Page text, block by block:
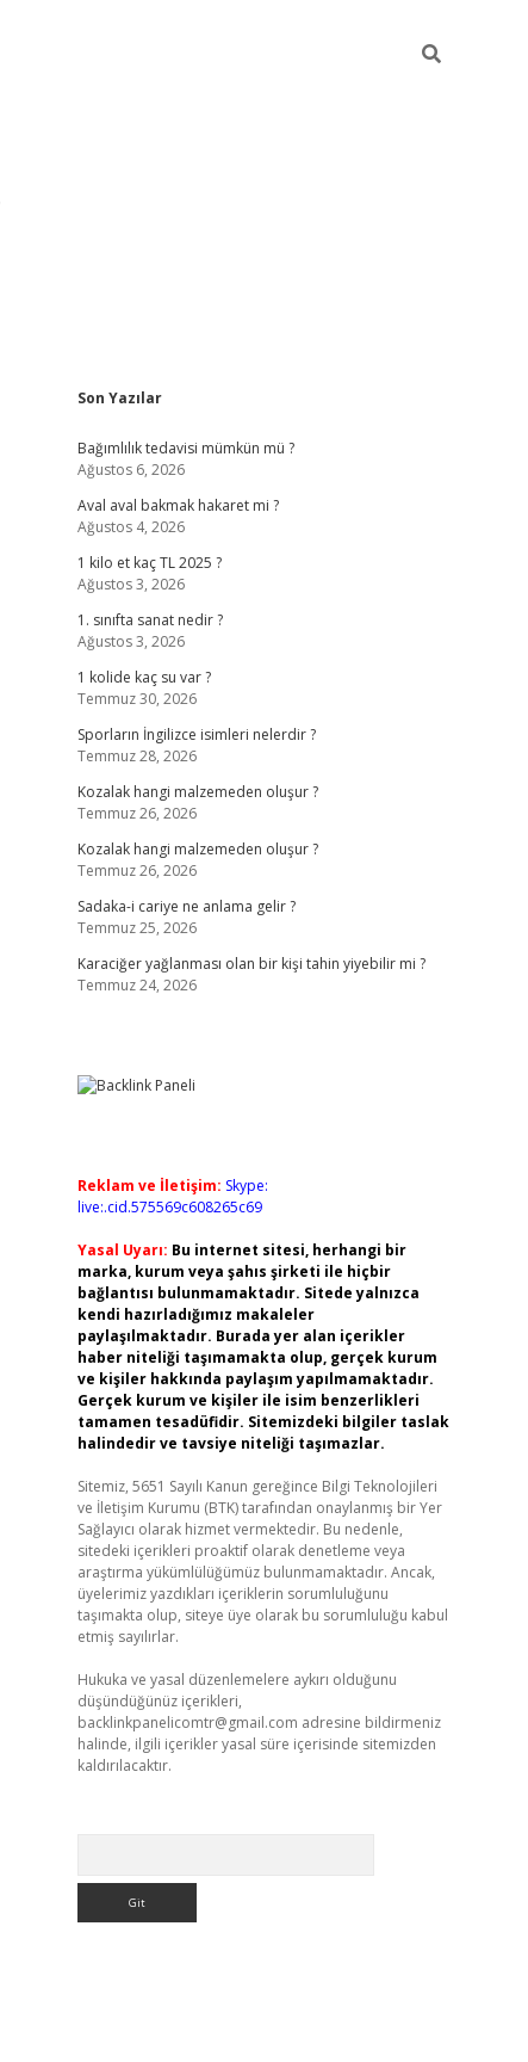
Sidebar
Son Yazılar
Bağımlılık tedavisi mümkün mü ?
Ağustos 6, 2026
Aval aval bakmak hakaret mi ?
Ağustos 4, 2026
1 kilo et kaç TL 2025 ?
Ağustos 3, 2026
1. sınıfta sanat nedir ?
Ağustos 3, 2026
1 kolide kaç su var ?
Temmuz 30, 2026
Sporların İngilizce isimleri nelerdir ?
Temmuz 28, 2026
Kozalak hangi malzemeden oluşur ?
Temmuz 26, 2026
Kozalak hangi malzemeden oluşur ?
Temmuz 26, 2026
Sadaka-i cariye ne anlama gelir ?
Temmuz 25, 2026
Karaciğer yağlanması olan bir kişi tahin yiyebilir mi ?
Temmuz 24, 2026
Reklam ve İletişim: Skype:
live:.cid.575569c608265c69
Yasal Uyarı: Bu internet sitesi, herhangi bir
marka, kurum veya şahıs şirketi ile hiçbir
bağlantısı bulunmamaktadır. Sitede yalnızca
kendi hazırladığımız makaleler
paylaşılmaktadır. Burada yer alan içerikler
haber niteliği taşımamakta olup, gerçek kurum
ve kişiler hakkında paylaşım yapılmamaktadır.
Gerçek kurum ve kişiler ile isim benzerlikleri
tamamen tesadüfidir. Sitemizdeki bilgiler taslak
halindedir ve tavsiye niteliği taşımazlar.
Sitemiz, 5651 Sayılı Kanun gereğince Bilgi Teknolojileri
ve İletişim Kurumu (BTK) tarafından onaylanmış bir Yer
Sağlayıcı olarak hizmet vermektedir. Bu nedenle,
sitedeki içerikleri proaktif olarak denetleme veya
araştırma yükümlülüğümüz bulunmamaktadır. Ancak,
üyelerimiz yazdıkları içeriklerin sorumluluğunu
taşımakta olup, siteye üye olarak bu sorumluluğu kabul
etmiş sayılırlar.
Hukuka ve yasal düzenlemelere aykırı olduğunu
düşündüğünüz içerikleri,
backlinkpanelicomtr@gmail.com adresine bildirmeniz
halinde, ilgili içerikler yasal süre içerisinde sitemizden
kaldırılacaktır.